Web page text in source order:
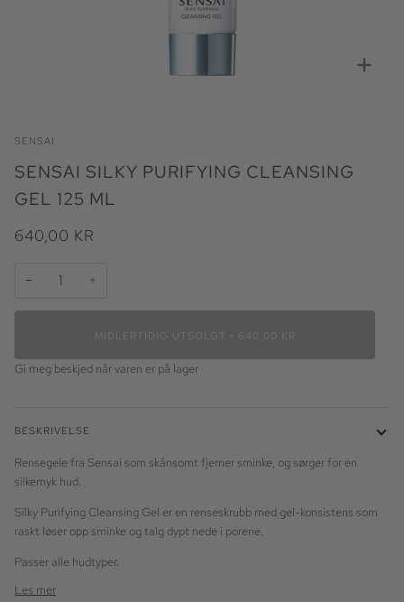
SENSAI
SENSAI SILKY PURIFYING CLEANSING
GEL 125 ML
640,00 KR
− +
MIDLERTIDIG UTSOLGT • 640,00 KR
Gi meg beskjed når varen er på lager
BESKRIVELSE
Rensegele fra Sensai som skånsomt fjerner sminke, og sørger for en
silkemyk hud.
Silky Purifying Cleansing Gel er en renseskrubb med gel-konsistens som
raskt løser opp sminke og talg dypt nede i porene.
Passer alle hudtyper.
Les mer